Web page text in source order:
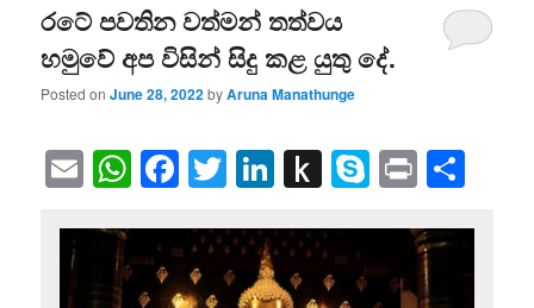
රටේ පවතින වත්මන් තත්වය
හමුවේ අප විසින් සිදු කළ යුතු දේ.
Posted onJune 28, 2022byAruna Manathunge
EmailWhatsApp
Facebook
Twitter
LinkedIn
Push
to
Kindle
Skype
Print